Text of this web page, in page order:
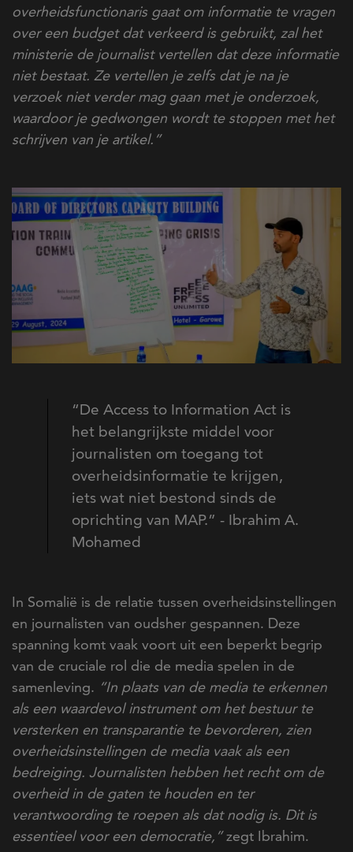
overheidsfunctionaris gaat om informatie te vragen
over een budget dat verkeerd is gebruikt, zal het
ministerie de journalist vertellen dat deze informatie
niet bestaat. Ze vertellen je zelfs dat je na je
verzoek niet verder mag gaan met je onderzoek,
waardoor je gedwongen wordt te stoppen met het
schrijven van je artikel.”
“De Access to Information Act is
het belangrijkste middel voor
journalisten om toegang tot
overheidsinformatie te krijgen,
iets wat niet bestond sinds de
oprichting van MAP.” - Ibrahim A.
Mohamed
In Somalië is de relatie tussen overheidsinstellingen
en journalisten van oudsher gespannen. Deze
spanning komt vaak voort uit een beperkt begrip
van de cruciale rol die de media spelen in de
samenleving. “In plaats van de media te erkennen
als een waardevol instrument om het bestuur te
versterken en transparantie te bevorderen, zien
overheidsinstellingen de media vaak als een
bedreiging. Journalisten hebben het recht om de
overheid in de gaten te houden en ter
verantwoording te roepen als dat nodig is. Dit is
essentieel voor een democratie,”zegt Ibrahim.